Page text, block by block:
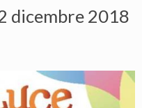
dicembre 2018